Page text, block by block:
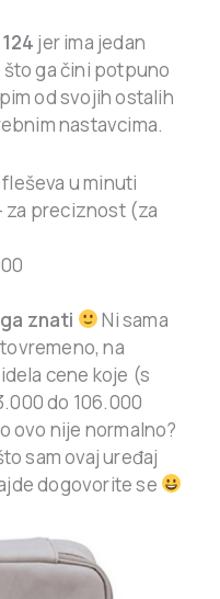
jer ima jedan
ga čini potpuno
od svojih ostalih
nastavcima.
fleševa u minuti
za preciznost (za
znati
Ni sama
na
cene koje (s
do 106.000
ovo nije normalno?
sam ovaj uređaj
dogovorite se